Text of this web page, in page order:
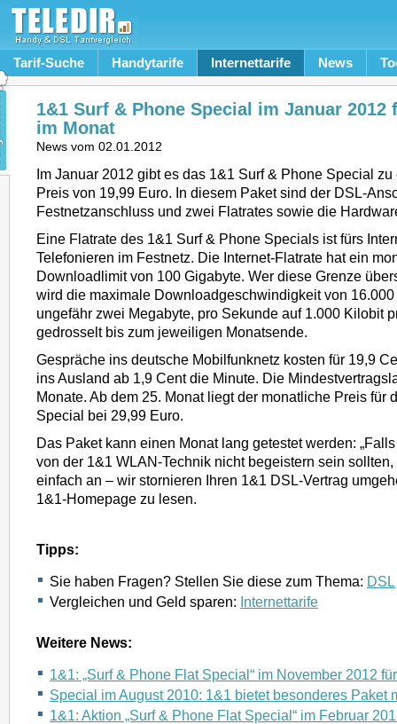
Tarif-Suche Handytarife Internettarife News
1&1 Surf & Phone Special im Januar 2012
im Monat
News vom 02.01.2012
Im Januar 2012 gibt es das 1&1 Surf & Phone Special
Preis von 19,99 Euro. In diesem Paket sind der DSL-
Festnetzanschluss und zwei Flatrates sowie die
Eine Flatrate des 1&1 Surf & Phone Specials ist fürs
Telefonieren im Festnetz. Die Internet-Flatrate hat ein
Downloadlimit von 100 Gigabyte. Wer diese Grenze
wird die maximale Downloadgeschwindigkeit von
ungefähr zwei Megabyte, pro Sekunde auf 1.000 Kilobit
gedrosselt bis zum jeweiligen Monatsende.
Gespräche ins deutsche Mobilfunknetz kosten für 19,9
ins Ausland ab 1,9 Cent die Minute. Die
Monate. Ab dem 25. Monat liegt der monatliche Preis für
Special bei 29,99 Euro.
Das Paket kann einen Monat lang getestet werden:
von der 1&1 WLAN-Technik nicht begeistern sein
einfach an – wir stornieren Ihren 1&1 DSL-Vertrag
1&1-Homepage zu lesen.
Tipps:
Sie haben Fragen? Stellen Sie diese zum Thema: DSL
Vergleichen und Geld sparen: Internettarife
Weitere News:
1&1: „Surf & Phone Flat Special“ im November 2012
Special im August 2010: 1&1 bietet besonderes Paket
1&1: Aktion „Surf & Phone Flat Special“ im Februar